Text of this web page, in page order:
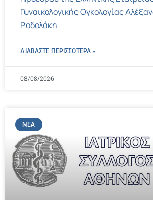
Γυναικολογικής Ογκολογίας
Ροδολάκη
ΔΙΑΒΑΣΤΕ ΠΕΡΙΣΣΌΤΕΡΑ »
08/08/2026
ΝΈΑ